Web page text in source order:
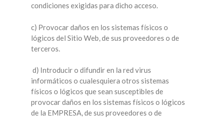
condiciones exigidas para dicho acceso.
c) Provocar daños en los sistemas físicos o
lógicos del Sitio Web, de sus proveedores o de
terceros.
d) Introducir o difundir en la red virus
informáticos o cualesquiera otros sistemas
físicos o lógicos que sean susceptibles de
provocar daños en los sistemas físicos o lógicos
de la EMPRESA, de sus proveedores o de